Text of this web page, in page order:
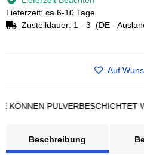
Lieferzeit: ca 6-10 Tage
Zustelldauer: 1 - 3 (DE -
Auf
PULVERBESCHICHTET
Beschreibung